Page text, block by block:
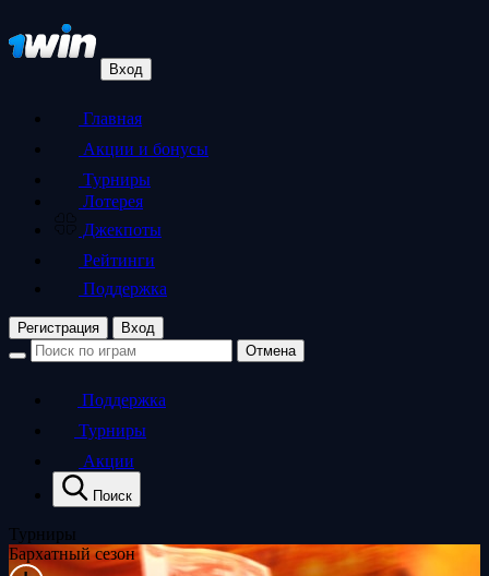
Вход
Главная
Акции и бонусы
Турниры
Лотерея
Джекпоты
Рейтинги
Поддержка
Регистрация
Вход
Отмена
Поддержка
Турниры
Акции
Поиск
Турниры
Бархатный сезон